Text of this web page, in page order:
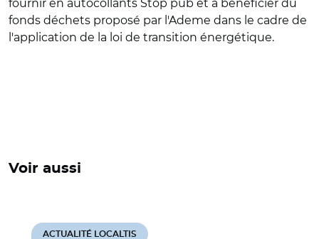
fournir en autocollants Stop pub et à bénéficier du
fonds déchets proposé par l'Ademe dans le cadre de
l'application de la loi de transition énergétique.
Voir aussi
ACTUALITÉ LOCALTIS